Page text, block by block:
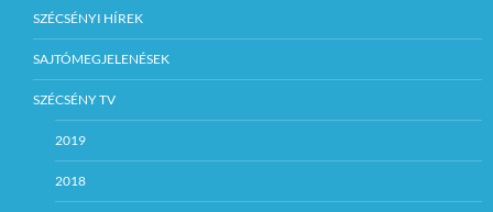
SZÉCSÉNYI HÍREK
SAJTÓMEGJELENÉSEK
SZÉCSÉNY TV
2019
2018